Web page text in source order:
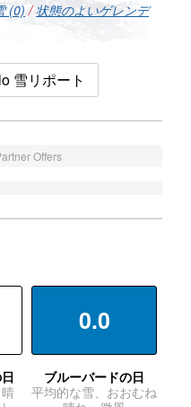
(0) /状態のよいゲレンデ
雪リポート
Offers
0.0
ブルーバードの日
平均的な雪、おおむね